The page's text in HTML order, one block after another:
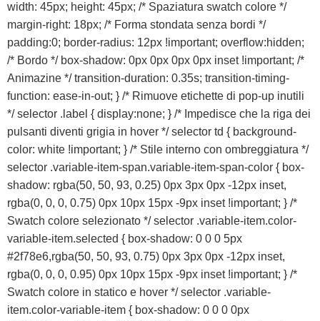
width: 45px; height: 45px; /* Spaziatura swatch colore */
margin-right: 18px; /* Forma stondata senza bordi */
padding:0; border-radius: 12px !important; overflow:hidden;
/* Bordo */ box-shadow: 0px 0px 0px 0px inset !important; /*
Animazine */ transition-duration: 0.35s; transition-timing-
function: ease-in-out; } /* Rimuove etichette di pop-up inutili
*/ selector .label { display:none; } /* Impedisce che la riga dei
pulsanti diventi grigia in hover */ selector td { background-
color: white !important; } /* Stile interno con ombreggiatura */
selector .variable-item-span.variable-item-span-color { box-
shadow: rgba(50, 50, 93, 0.25) 0px 3px 0px -12px inset,
rgba(0, 0, 0, 0.75) 0px 10px 15px -9px inset !important; } /*
Swatch colore selezionato */ selector .variable-item.color-
variable-item.selected { box-shadow: 0 0 0 5px
#2f78e6,rgba(50, 50, 93, 0.75) 0px 3px 0px -12px inset,
rgba(0, 0, 0, 0.95) 0px 10px 15px -9px inset !important; } /*
Swatch colore in statico e hover */ selector .variable-
item.color-variable-item { box-shadow: 0 0 0 0px